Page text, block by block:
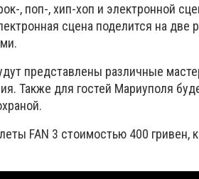
, поп-, хип-хоп и электронной
сцена поделится на две
представлены различные
Также для гостей Мариуполя
FAN 3 стоимостью 400 гривен,